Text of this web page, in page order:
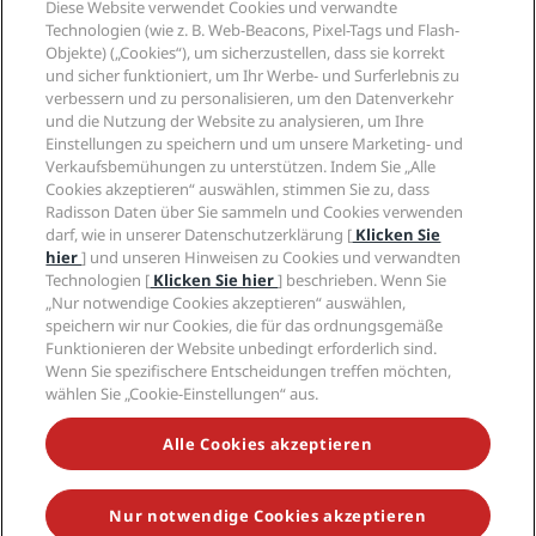
Neue und aufstrebende Hotels
Radisson Hotels APP
„Sports Approved“-Hotels
Familienfreundliche Hotels
Gesundheit & Sicherheit
Radisson Hotel Group
Medien
Karriere RHG
Karriere PPHE
Karrieren EHL
The Club by RHG
Entwicklungsmöglichkeiten
Responsible Business – Unser Engagement
Einkauf
Rechtliches
Privacy Centre
Rechtliche Hinweise
Radisson Rewards Geschäftsbedingungen
Website-Nutzungsvereinbarung
Digitale Barrierefreiheit
Moderne Sklaverei – Erklärung
Hilfe
Verbrauchermeldungen
Kontakt
FAQ
Inhaltsübersicht
Soziale Medien
Marken von Radisson Hotels
VERPASSEN SIE NIEMALS UNSERE BELIEBTESTEN
ANGEBOTE
© 2026 Radisson Hotel Group.Alle Rechte vorbehalten. RHG Radisson
Diese Website verwendet Cookies und verwandte
Technologien (wie z. B. Web-Beacons, Pixel-Tags und Flash-
Objekte) („Cookies“), um sicherzustellen, dass sie korrekt
und sicher funktioniert, um Ihr Werbe- und Surferlebnis zu
verbessern und zu personalisieren, um den Datenverkehr
und die Nutzung der Website zu analysieren, um Ihre
Einstellungen zu speichern und um unsere Marketing- und
Verkaufsbemühungen zu unterstützen. Indem Sie „Alle
Cookies akzeptieren“ auswählen, stimmen Sie zu, dass
Radisson Daten über Sie sammeln und Cookies verwenden
darf, wie in unserer Datenschutzerklärung [ Klicken Sie
hier] und unseren Hinweisen zu Cookies und verwandten
Technologien [ Klicken Sie hier] beschrieben. Wenn Sie
„Nur notwendige Cookies akzeptieren“ auswählen,
speichern wir nur Cookies, die für das ordnungsgemäße
Funktionieren der Website unbedingt erforderlich sind.
Wenn Sie spezifischere Entscheidungen treffen möchten,
wählen Sie „Cookie-Einstellungen“ aus.
Alle Cookies akzeptieren
Nur notwendige Cookies akzeptieren